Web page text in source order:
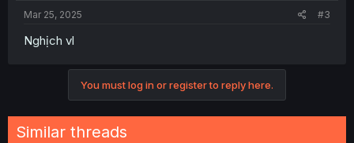
Mar 25, 2025 #3
Nghịch vl
You must log in or register to reply here.
Similar threads